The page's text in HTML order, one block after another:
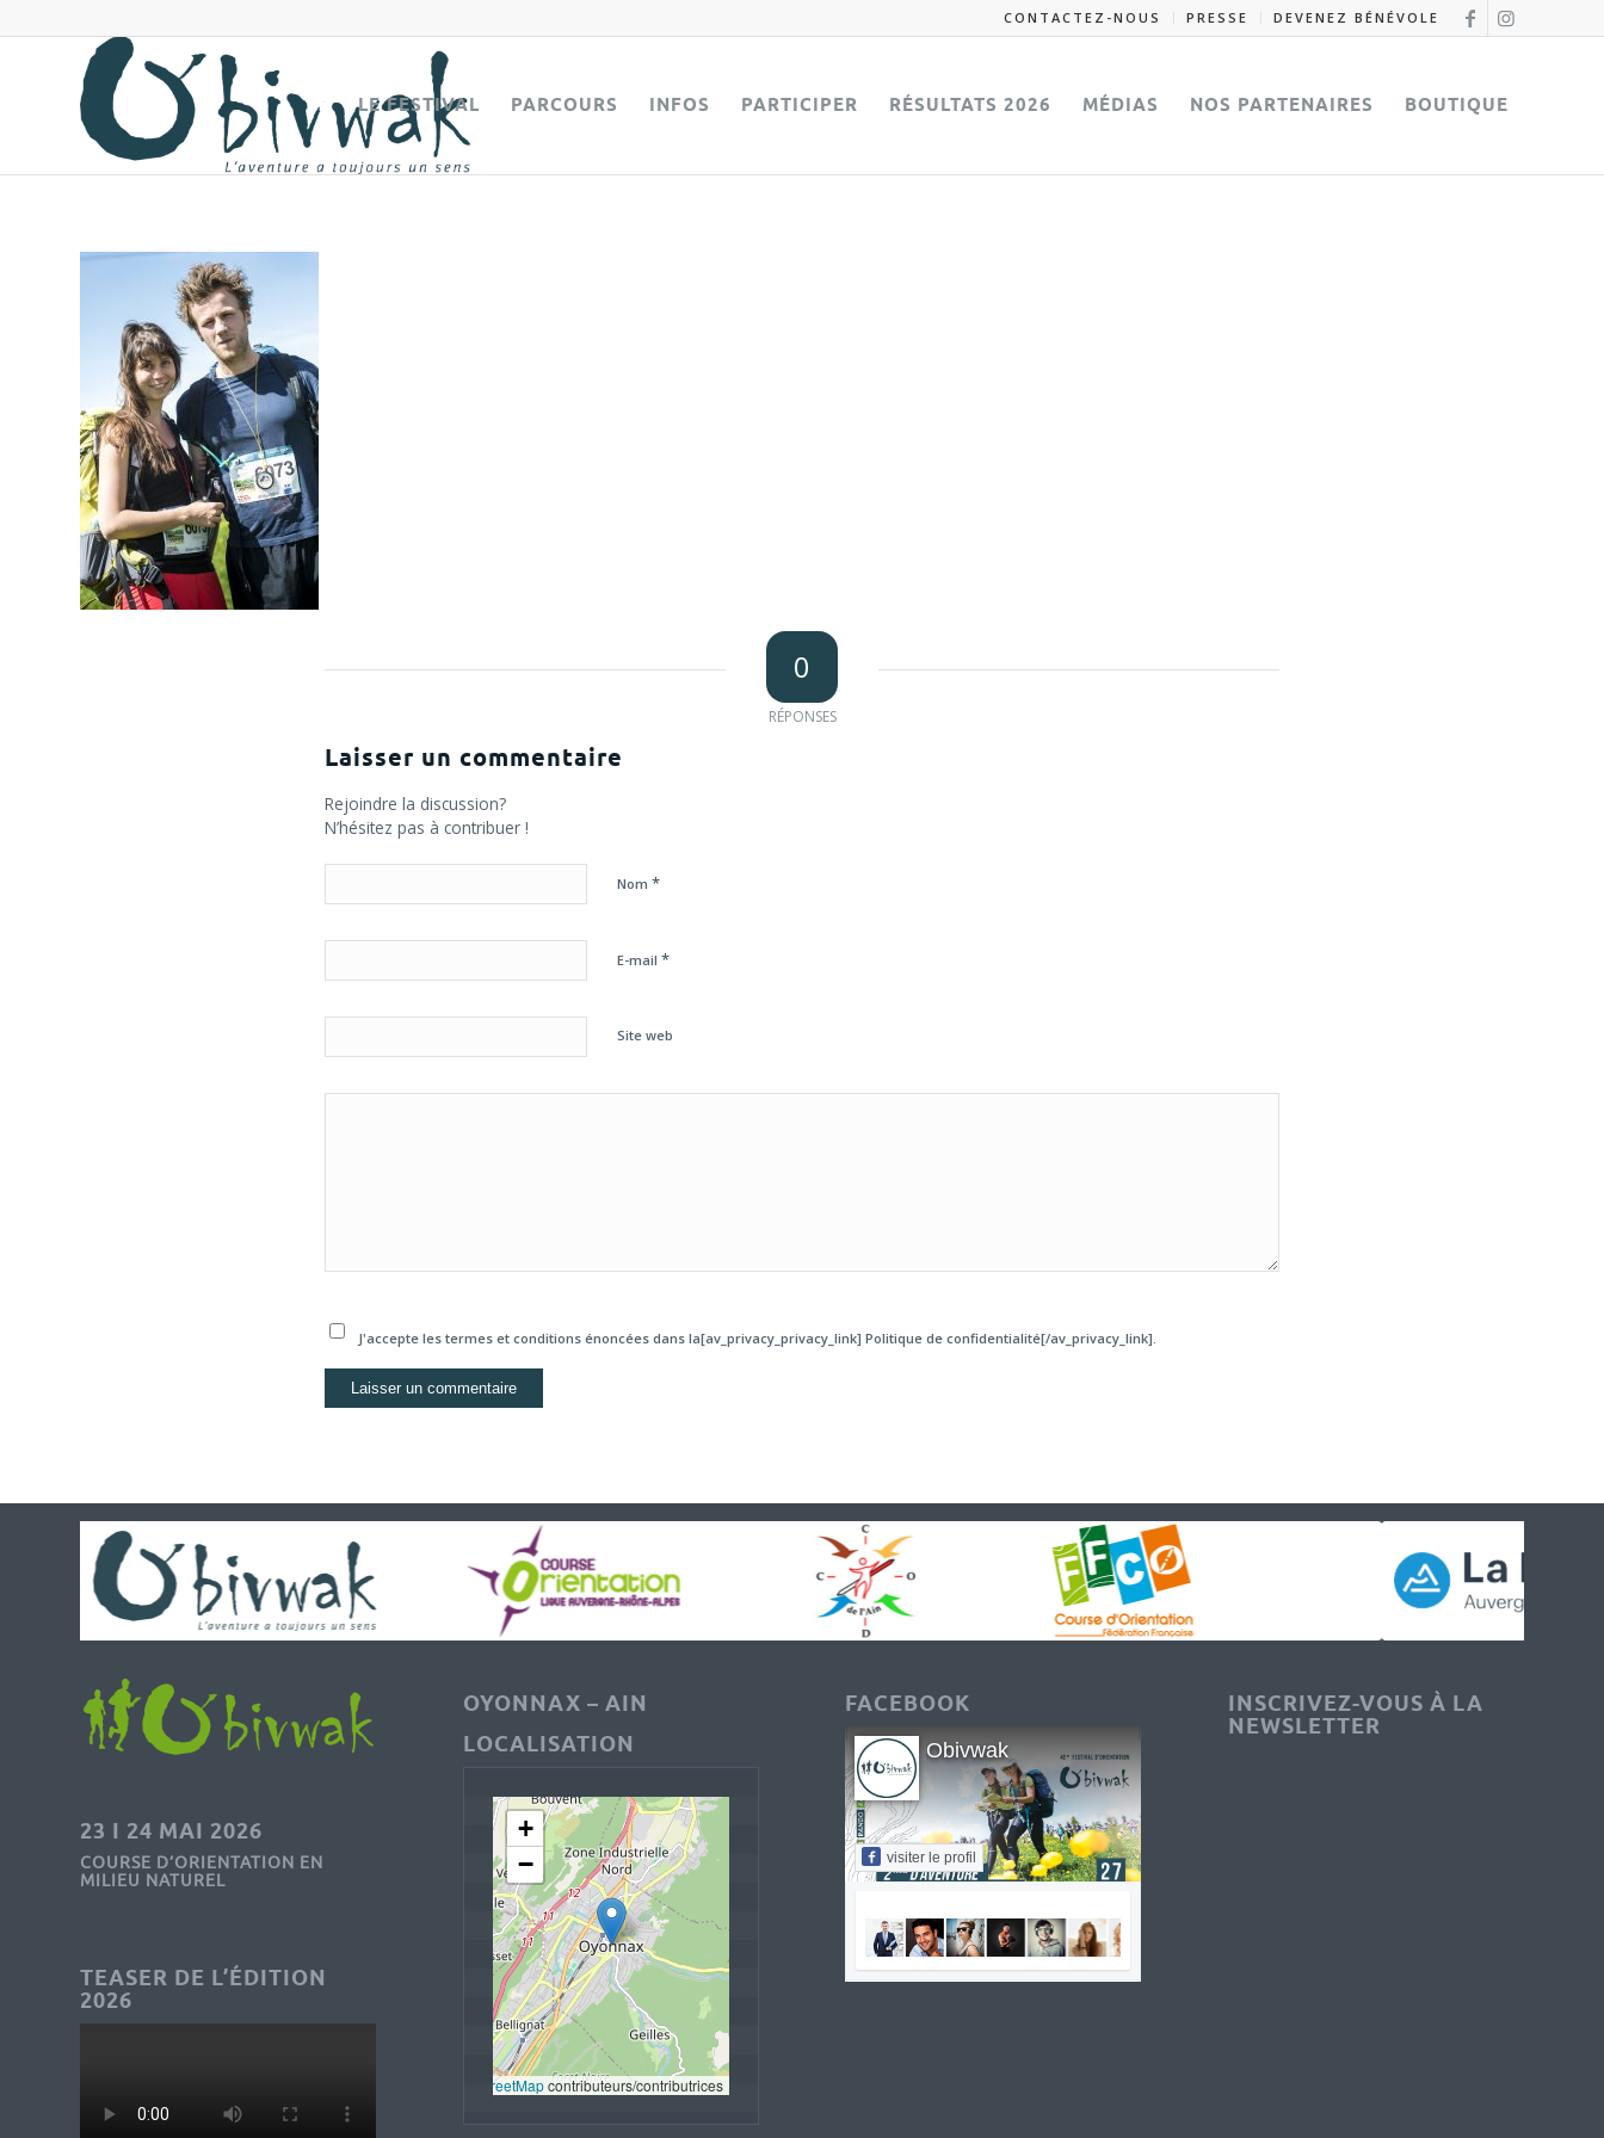
CONTACTEZ-NOUS PRESSE DEVENEZ BÉNÉVOLE
LE FESTIVAL PARCOURS INFOS PARTICIPER RÉSULTATS 2026 MÉDIAS NOS PARTENAIRES BOUTIQUE
0
RÉPONSES
Laisser un commentaire
Rejoindre la discussion?
N’hésitez pas à contribuer !
Nom *
E-mail *
Site web
J'accepte les termes et conditions énoncées dans la[av_privacy_privacy_link] Politique de confidentialité[/av_privacy_link].
23 I 24 MAI 2026
COURSE D’ORIENTATION EN
MILIEU NATUREL
TEASER DE L’ÉDITION
2026
OYONNAX – AIN
LOCALISATION
+
−
OpenStreetMap contributeurs/contributrices
FACEBOOK
Obivwak
visiter le profil
INSCRIVEZ-VOUS À LA
NEWSLETTER